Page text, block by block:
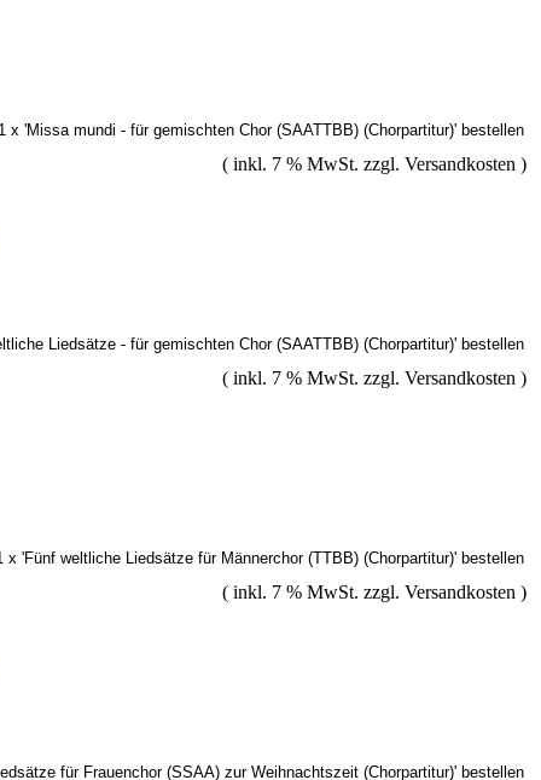
( inkl. 7 % MwSt. zzgl. Versandkosten )
( inkl. 7 % MwSt. zzgl. Versandkosten )
( inkl. 7 % MwSt. zzgl. Versandkosten )